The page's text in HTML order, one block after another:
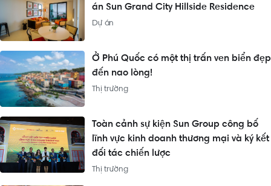
án Sun Grand City Hillside Residence
Dự án
Ở Phú Quốc có một thị trấn ven biển đẹp
đến nao lòng!
Thị trường
Toàn cảnh sự kiện Sun Group công bố
lĩnh vực kinh doanh thương mại và ký kết
đối tác chiến lược
Thị trường